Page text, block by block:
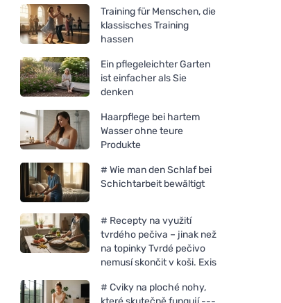
Training für Menschen, die
klassisches Training
hassen
Ein pflegeleichter Garten
ist einfacher als Sie
denken
Haarpflege bei hartem
Wasser ohne teure
Produkte
# Wie man den Schlaf bei
Schichtarbeit bewältigt
# Recepty na využití
tvrdého pečiva – jinak než
na topinky Tvrdé pečivo
nemusí skončit v koši. Exis
# Cviky na ploché nohy,